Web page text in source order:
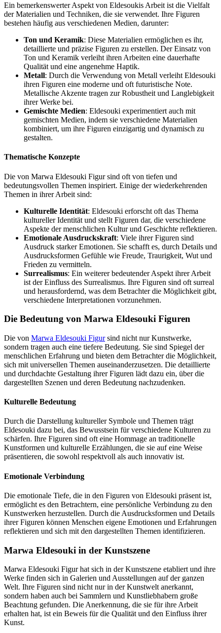
Ein bemerkenswerter Aspekt von Eldesoukis Arbeit ist die Vielfalt
der Materialien und Techniken, die sie verwendet. Ihre Figuren
bestehen häufig aus verschiedenen Medien, darunter:
Ton und Keramik: Diese Materialien ermöglichen es ihr,
detaillierte und präzise Figuren zu erstellen. Der Einsatz von
Ton und Keramik verleiht ihren Arbeiten eine dauerhafte
Qualität und eine angenehme Haptik.
Metall: Durch die Verwendung von Metall verleiht Eldesouki
ihren Figuren eine moderne und oft futuristische Note.
Metallische Akzente tragen zur Robustheit und Langlebigkeit
ihrer Werke bei.
Gemischte Medien: Eldesouki experimentiert auch mit
gemischten Medien, indem sie verschiedene Materialien
kombiniert, um ihre Figuren einzigartig und dynamisch zu
gestalten.
Thematische Konzepte
Die von Marwa Eldesouki Figur sind oft von tiefen und
bedeutungsvollen Themen inspiriert. Einige der wiederkehrenden
Themen in ihrer Arbeit sind:
Kulturelle Identität: Eldesouki erforscht oft das Thema
kultureller Identität und stellt Figuren dar, die verschiedene
Aspekte der menschlichen Kultur und Geschichte reflektieren.
Emotionale Ausdruckskraft: Viele ihrer Figuren sind
Ausdruck starker Emotionen. Sie schafft es, durch Details und
Ausdrucksformen Gefühle wie Freude, Traurigkeit, Wut und
Frieden zu vermitteln.
Surrealismus: Ein weiterer bedeutender Aspekt ihrer Arbeit
ist der Einfluss des Surrealismus. Ihre Figuren sind oft surreal
und herausfordernd, was dem Betrachter die Möglichkeit gibt,
verschiedene Interpretationen vorzunehmen.
Die Bedeutung von Marwa Eldesouki Figuren
Die von Marwa Eldesouki Figursind nicht nur Kunstwerke,
sondern tragen auch eine tiefere Bedeutung. Sie sind Spiegel der
menschlichen Erfahrung und bieten dem Betrachter die Möglichkeit,
sich mit universellen Themen auseinanderzusetzen. Die detaillierte
und durchdachte Gestaltung ihrer Figuren lädt dazu ein, über die
dargestellten Szenen und deren Bedeutung nachzudenken.
Kulturelle Bedeutung
Durch die Darstellung kultureller Symbole und Themen trägt
Eldesouki dazu bei, das Bewusstsein für verschiedene Kulturen zu
schärfen. Ihre Figuren sind oft eine Hommage an traditionelle
Kunstformen und kulturelle Erzählungen, die sie auf eine Weise
präsentieren, die sowohl respektvoll als auch innovativ ist.
Emotionale Verbindung
Die emotionale Tiefe, die in den Figuren von Eldesouki präsent ist,
ermöglicht es den Betrachtern, eine persönliche Verbindung zu den
Kunstwerken herzustellen. Durch die Ausdrucksformen und Details
ihrer Figuren können Menschen eigene Emotionen und Erfahrungen
reflektieren und sich mit den dargestellten Themen identifizieren.
Marwa Eldesouki in der Kunstszene
Marwa Eldesouki Figur hat sich in der Kunstszene etabliert und ihre
Werke finden sich in Galerien und Ausstellungen auf der ganzen
Welt. Ihre Figuren sind nicht nur in der Kunstwelt anerkannt,
sondern haben auch bei Sammlern und Kunstliebhabern große
Beachtung gefunden. Die Anerkennung, die sie für ihre Arbeit
erhalten hat, ist ein Beweis für die Qualität und den Einfluss ihrer
Kunst.